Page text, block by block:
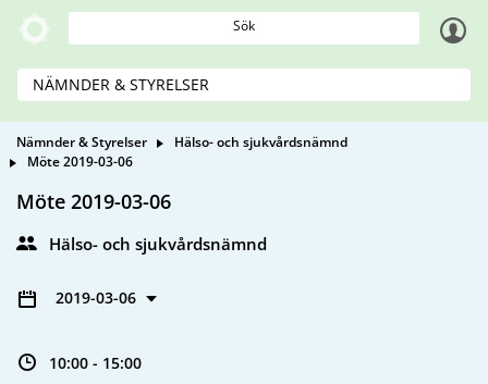
Sök
NÄMNDER & STYRELSER
Nämnder & Styrelser
Hälso- och sjukvårdsnämnd
Möte 2019-03-06
Möte 2019-03-06
Hälso- och sjukvårdsnämnd
2019-03-06
10:00 - 15:00